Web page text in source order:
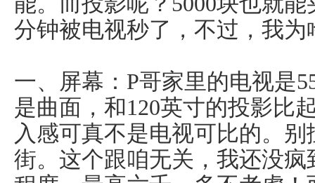
分钟被电视秒了，不过，我
一、屏幕：P哥家里的电视是
是曲面，和120英寸的投影比
入感可真不是电视可比的。
街。这个跟咱无关，我还没